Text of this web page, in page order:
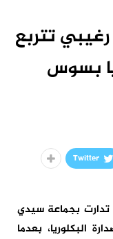
تتربع
بسوس
Twitter
تدارت بجماعة سيدي
البكلوريا، بعدما